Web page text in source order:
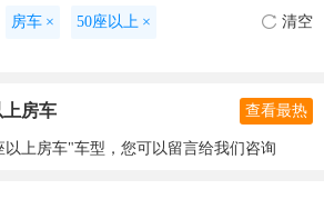
房车 × 50座以上 × 清空
上房车 查看最热
以上房车"车型，您可以留言给我们咨询